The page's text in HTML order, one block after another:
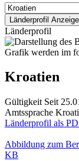
Länderprofil
Kroatien
Gültigkeit Seit
Amtssprache
Länderprofil als
Abbildung zum
KB